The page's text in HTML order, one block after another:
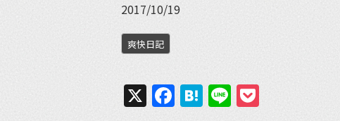
2017/10/19
爽快日記
X Facebook
Hatena
Line